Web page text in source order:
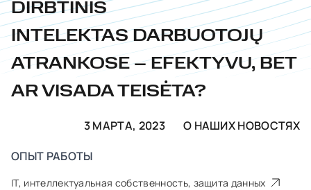
DIRBTINIS
INTELEKTAS DARBUOTOJŲ
ATRANKOSE – EFEKTYVU, BET
AR VISADA TEISĖTA?
3 МАРТА, 2023
О НАШИХ НОВОСТЯХ
ОПЫТ РАБОТЫ
IT, интеллектуальная собственность, защита данных